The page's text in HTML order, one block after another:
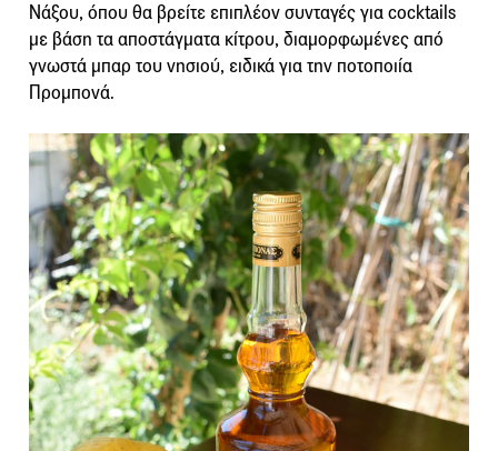
Νάξου, όπου θα βρείτε επιπλέον συνταγές για cocktails
με βάση τα αποστάγματα κίτρου, διαμορφωμένες από
γνωστά μπαρ του νησιού, ειδικά για την ποτοποιία
Προμπονά.